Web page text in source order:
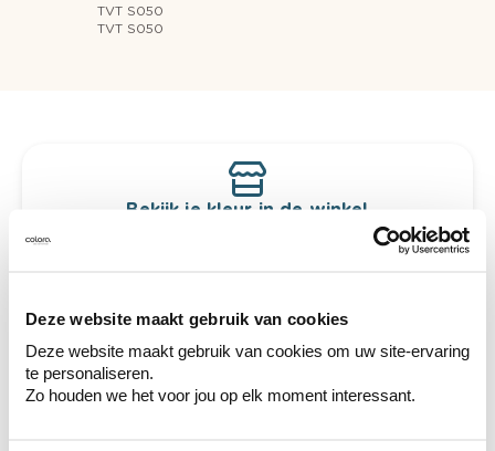
Deze website maakt gebruik van cookies
Deze website maakt gebruik van cookies om uw site-ervaring
te personaliseren.
Zo houden we het voor jou op elk moment interessant.
TVT S050
TVT S050
Bekijk je kleur in de winkel
Ontdek er kleurechte stalen van je
te verfijnen.
Krijg persoonlijk advies om kleuren te
combineren.